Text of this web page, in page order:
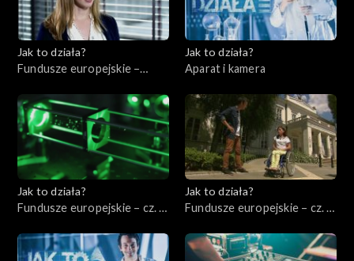
Jak to działa?
Fundusze europejskie –
elektryczną
Jak to działa?
Aparat i kamera
Jak to działa?
Fundusze europejskie – cz. 3,
Jak to działa?
Fundusze europejskie – cz. 4,